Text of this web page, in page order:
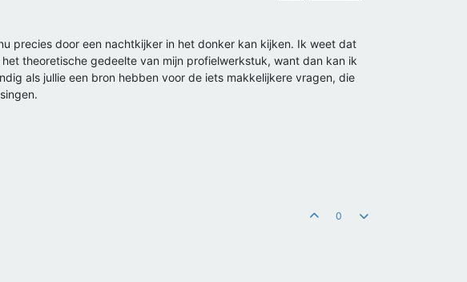
precies door een nachtkijker in het donker kan kijken. Ik weet dat
theoretische gedeelte van mijn profielwerkstuk, want dan kan ik
als jullie een bron hebben voor de iets makkelijkere vragen, die
0